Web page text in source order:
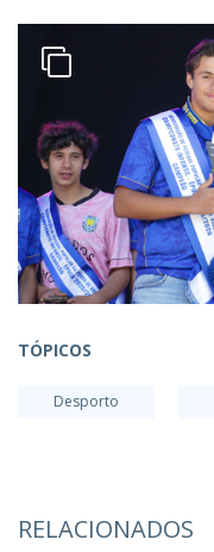
TÓPICOS
Desporto
RELACIONADOS